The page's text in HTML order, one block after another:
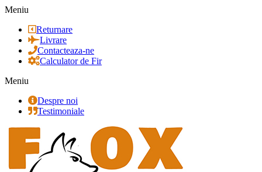
Meniu
Returnare
Livrare
Contacteaza-ne
Calculator de Fir
Meniu
Despre noi
Testimoniale